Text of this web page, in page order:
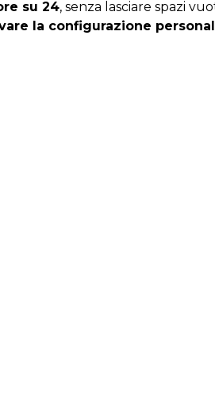
su 24, senza lasciare spazi
la configurazione